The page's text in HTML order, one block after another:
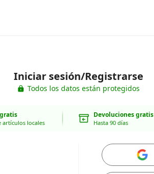
Iniciar sesión/Registrarse
Todos los datos están protegidos
artículos locales
Devoluciones gratis
Hasta 90 días